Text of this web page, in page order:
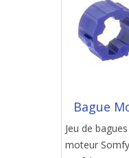
Bague
Jeu de
moteur